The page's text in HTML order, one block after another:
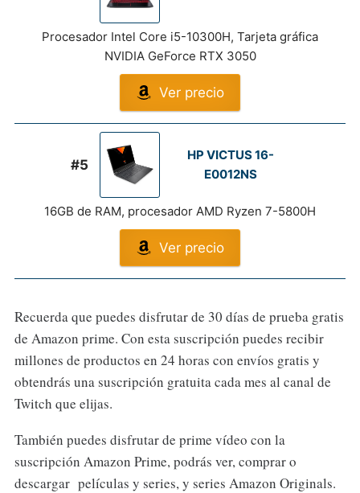
Procesador Intel Core i5-10300H, Tarjeta gráfica
NVIDIA GeForce RTX 3050
Ver precio
#5
HP VICTUS 16-
E0012NS
16GB de RAM, procesador AMD Ryzen 7-5800H
Ver precio
Recuerda que puedes disfrutar de 30 días de prueba gratis
de Amazon prime. Con esta suscripción puedes recibir
millones de productos en 24 horas con envíos gratis y
obtendrás una suscripción gratuita cada mes al canal de
Twitch que elijas.
También puedes disfrutar de prime vídeo con la
suscripción Amazon Prime, podrás ver, comprar o
descargar películas y series, y series Amazon Originals.